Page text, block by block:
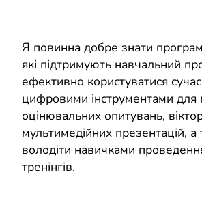
Я повинна добре знати
які підтримують навчальний
ефективно користуватися
цифровими інструментами для
оцінювальних опитувань,
мультимедійних презентацій,
володіти навичками
тренінгів.